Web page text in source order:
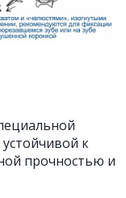
к
прочностью и